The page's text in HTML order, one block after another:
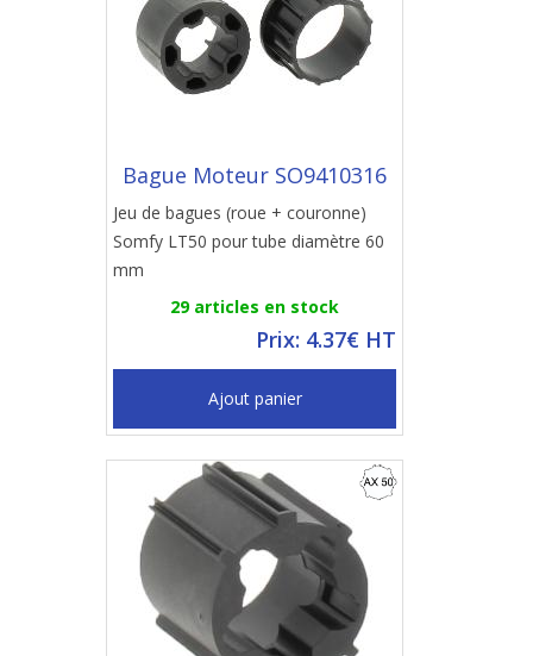
Bague Moteur SO9410316
Jeu de bagues (roue + couronne)
Somfy LT50 pour tube diamètre 60
mm
29 articles en stock
Prix: 4.37€ HT
Ajout panier